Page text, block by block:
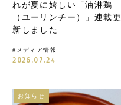
れが夏に嬉しい「油淋鶏
（ユーリンチー）」連載更
新しました
# メディア情報
2026.07.24
お知らせ